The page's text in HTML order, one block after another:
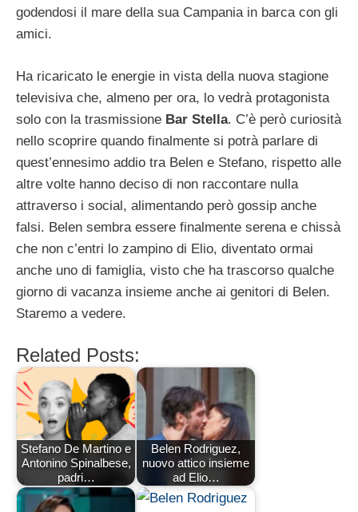
godendosi il mare della sua Campania in barca con gli
amici.
Ha ricaricato le energie in vista della nuova stagione
televisiva che, almeno per ora, lo vedrà protagonista
solo con la trasmissione Bar Stella. C’è però curiosità
nello scoprire quando finalmente si potrà parlare di
quest’ennesimo addio tra Belen e Stefano, rispetto alle
altre volte hanno deciso di non raccontare nulla
attraverso i social, alimentando però gossip anche
falsi. Belen sembra essere finalmente serena e chissà
che non c’entri lo zampino di Elio, diventato ormai
anche uno di famiglia, visto che ha trascorso qualche
giorno di vacanza insieme anche ai genitori di Belen.
Staremo a vedere.
Related Posts:
Stefano De Martino e
Antonino Spinalbese,
padri…
Belen Rodriguez,
nuovo attico insieme
ad Elio…